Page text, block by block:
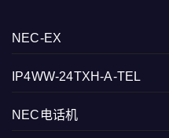
NEC-EX
IP4WW-24TXH-A-TEL
NEC电话机